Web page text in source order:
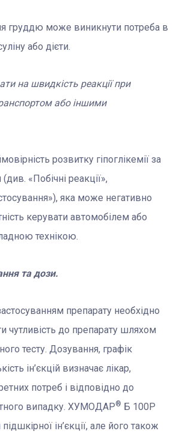
груддю може виникнути потреба в
або дієти.
на швидкість реакції при
або іншими
розвитку гіпоглікемії за
«Побічні реакції»,
яка може негативно
керувати автомобілем або
технікою.
та дози.
препарату необхідно
чутливість до препарату шляхом
тесту. Дозування, графік
ін’єкцій визначає лікар,
потреб і відповідно до
випадку. ХУМОДАР® Б 100Р
ін’єкції, але його також